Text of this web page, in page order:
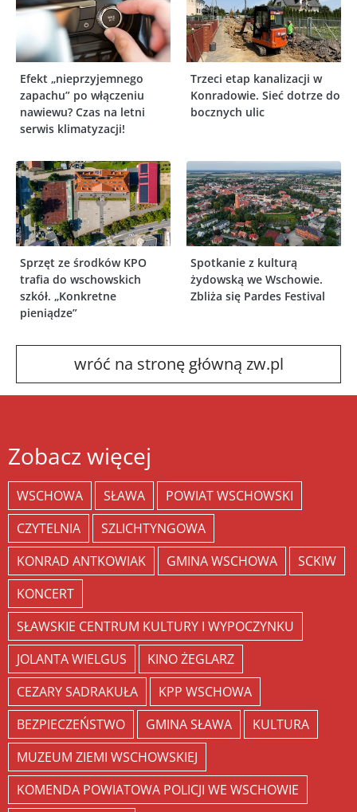
Efekt „nieprzyjemnego
zapachu” po włączeniu
nawiewu? Czas na letni
serwis klimatyzacji!
Trzeci etap kanalizacji w
Konradowie. Sieć dotrze do
bocznych ulic
Sprzęt ze środków KPO
trafia do wschowskich
szkół. „Konkretne
pieniądze”
Spotkanie z kulturą
żydowską we Wschowie.
Zbliża się Pardes Festival
wróć na stronę główną zw.pl
Zobacz więcej
WSCHOWA SŁAWA
POWIAT WSCHOWSKI
CZYTELNIA
SZLICHTYNGOWA
KONRAD ANTKOWIAK
GMINA WSCHOWA
SCKIW
KONCERT
SŁAWSKIE CENTRUM KULTURY I WYPOCZYNKU
JOLANTA WIELGUS
KINO ŻEGLARZ
CEZARY SADRAKUŁA
KPP WSCHOWA
BEZPIECZEŃSTWO
GMINA SŁAWA
KULTURA
MUZEUM ZIEMI WSCHOWSKIEJ
KOMENDA POWIATOWA POLICJI WE WSCHOWIE